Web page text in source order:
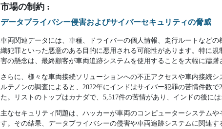
市場の制約 :
データプライバシー侵害およびサイバーセキュリティの脅威
車両関連データには、車種、ドライバーの個人情報、走行ルートなど
織犯罪といった悪意のある目的に悪用される可能性があります。特に
害の懸念は、最終顧客が車両追跡システムを使用することを大幅に躊躇
さらに、様々な車両接続ソリューションへの不正アクセスや車内接続
ルテノンの調査によると、2022年にインドはサイバー犯罪の苦情件数
た。リストのトップはカナダで、5,517件の苦情があり、インドの後に
主なセキュリティ問題は、ハッカーが車両のコンピューターシステム
す。その結果、データプライバシーの侵害や車両追跡システムに関連